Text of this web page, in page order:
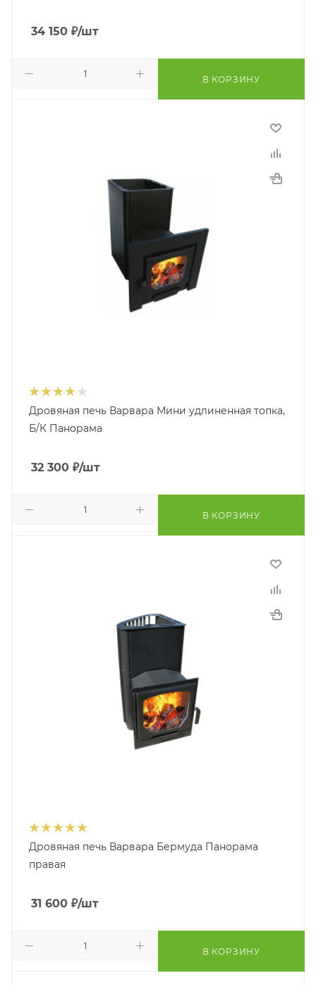
34 150 ₽/шт
В КОРЗИНУ
Дровяная печь Варвара Мини удлиненная топка,
Б/К Панорама
32 300 ₽/шт
В КОРЗИНУ
Дровяная печь Варвара Бермуда Панорама
правая
31 600 ₽/шт
В КОРЗИНУ